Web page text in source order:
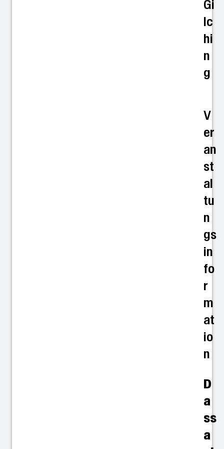
Gi
lc
hi
n
g
V
er
an
st
al
tu
n
gs
in
fo
r
m
at
io
n
D
a
ss
a